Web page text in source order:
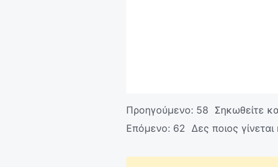
Προηγούμενο: 58 Σηκωθείτε
Επόμενο: 62 Δες ποιος